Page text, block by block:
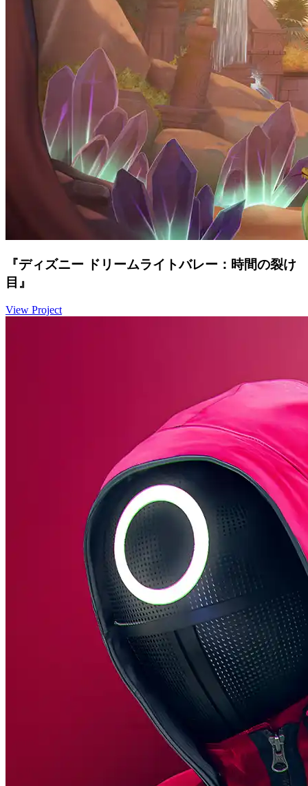
『ディズニー ドリームライトバレー：時間の裂け
目』
View Project